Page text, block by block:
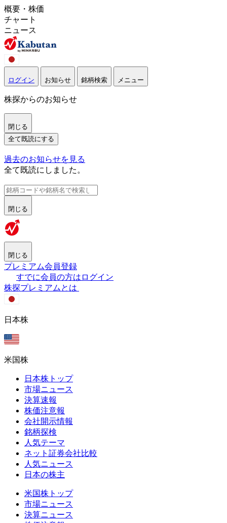
概要・株価
チャート
ニュース
ログイン お知らせ 銘柄検索 メニュー
株探からのお知らせ
閉じる
全て既読にする
過去のお知らせを見る
全て既読にしました。
閉じる
閉じる
プレミアム会員登録
すでに会員の方はログイン
株探プレミアムとは
日本株
米国株
日本株トップ
市場ニュース
決算速報
株価注意報
会社開示情報
銘柄探検
人気テーマ
ネット証券会社比較
人気ニュース
日本の株主
米国株トップ
市場ニュース
決算ニュース